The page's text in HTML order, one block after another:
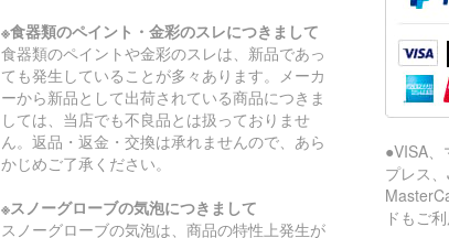
※食器類のペイント・金彩のスレにつきまして
食器類のペイントや金彩のスレは、新品であっ
ても発生していることが多々あります。メーカ
ーから新品として出荷されている商品につきま
しては、当店でも不良品とは扱っておりませ
ん。返品・返金・交換は承れませんので、あら
かじめご了承ください。
※スノーグローブの気泡につきまして
スノーグローブの気泡は、商品の特性上発生が
●VISA
プレス
ドもご